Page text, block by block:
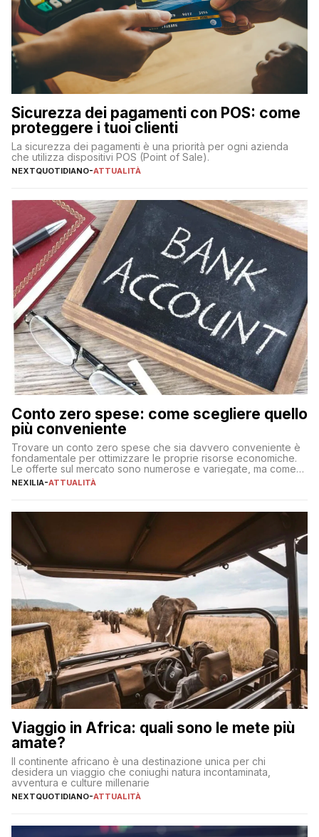
Sicurezza dei pagamenti con POS: come
proteggere i tuoi clienti
La sicurezza dei pagamenti è una priorità per ogni azienda
che utilizza dispositivi POS (Point of Sale).
NEXTQUOTIDIANO-ATTUALITÀ
Conto zero spese: come scegliere quello
più conveniente
Trovare un conto zero spese che sia davvero conveniente è
fondamentale per ottimizzare le proprie risorse economiche.
Le offerte sul mercato sono numerose e variegate, ma come
individuare quella più adatta alle proprie esigenze senza
sul […]
NEXILIA-ATTUALITÀ
Viaggio in Africa: quali sono le mete più
amate?
Il continente africano è una destinazione unica per chi
desidera un viaggio che coniughi natura incontaminata,
avventura e culture millenarie
NEXTQUOTIDIANO-ATTUALITÀ